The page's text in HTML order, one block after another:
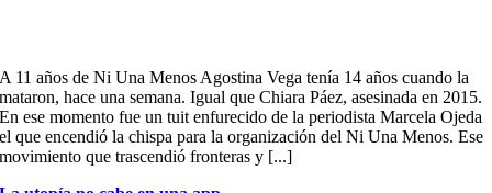
A 11 años de Ni Una Menos Agostina Vega tenía 14 años cuando la
mataron, hace una semana. Igual que Chiara Páez, asesinada en 2015.
En ese momento fue un tuit enfurecido de la periodista Marcela Ojeda
el que encendió la chispa para la organización del Ni Una Menos. Ese
movimiento que trascendió fronteras y [...]